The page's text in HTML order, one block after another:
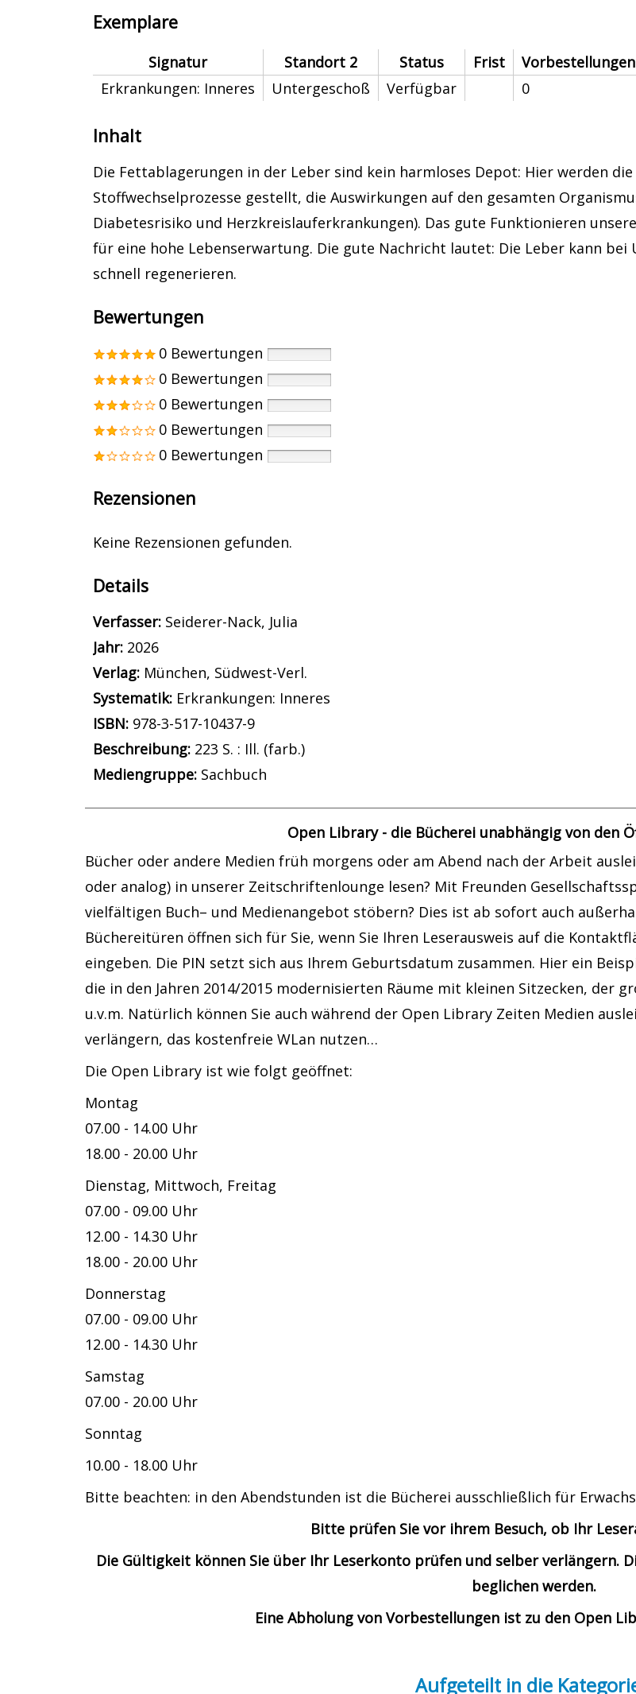
Exemplare
Signatur Standort 2 Status Frist
Vorbestellungen
Erkrankungen: Inneres
Untergeschoß Verfügbar 0
Inhalt
Die Fettablagerungen in der Leber sind kein harmloses Depot: Hier werden
Stoffwechselprozesse gestellt, die Auswirkungen auf den gesamten
Diabetesrisiko und Herzkreislauferkrankungen). Das gute Funktionieren
für eine hohe Lebenserwartung. Die gute Nachricht lautet: Die Leber kann
schnell regenerieren.
Bewertungen
0 Bewertungen
0 Bewertungen
0 Bewertungen
0 Bewertungen
0 Bewertungen
Rezensionen
Keine Rezensionen gefunden.
Details
Verfasser: Suche nach diesem Verfasser
Seiderer-Nack, Julia
Jahr: 2026
Verlag: München, Südwest-Verl.
opens in new tab
Diesen Link in neuem Tab öffnen
Systematik: Suche nach dieser Systematik
Erkrankungen: Inneres
Suche nach diesem Interessenskreis
ISBN: 978-3-517-10437-9
Beschreibung: 223 S. : Ill. (farb.)
Suche nach dieser Beteiligten Person
Mediengruppe: Sachbuch
Open Library - die Bücherei unabhängig von den
Bücher oder andere Medien früh morgens oder am Abend nach der Arbeit
oder analog) in unserer Zeitschriftenlounge lesen? Mit Freunden
vielfältigen Buch– und Medienangebot stöbern? Dies ist ab sofort auch
Büchereitüren öffnen sich für Sie, wenn Sie Ihren Leserausweis auf die
eingeben. Die PIN setzt sich aus Ihrem Geburtsdatum zusammen. Hier ein
die in den Jahren 2014/2015 modernisierten Räume mit kleinen Sitzecken, der
u.v.m. Natürlich können Sie auch während der Open Library Zeiten Medien
verlängern, das kostenfreie WLan nutzen…
Die Open Library ist wie folgt geöffnet:
Montag
07.00 - 14.00 Uhr
18.00 - 20.00 Uhr
Dienstag, Mittwoch, Freitag
07.00 - 09.00 Uhr
12.00 - 14.30 Uhr
18.00 - 20.00 Uhr
Donnerstag
07.00 - 09.00 Uhr
12.00 - 14.30 Uhr
Samstag
07.00 - 20.00 Uhr
Sonntag
10.00 - 18.00 Uhr
Bitte beachten: in den Abendstunden ist die Bücherei ausschließlich für
Bitte prüfen Sie vor ihrem Besuch, ob Ihr
Die Gültigkeit können Sie über Ihr Leserkonto prüfen und selber verlängern.
beglichen werden.
Eine Abholung von Vorbestellungen ist zu den Open
Aufgeteilt in die